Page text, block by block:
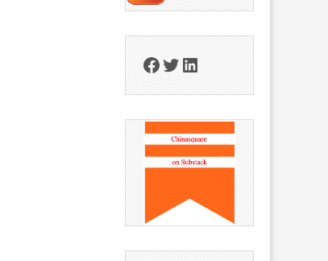
Facebook
Twitter
LinkedIn